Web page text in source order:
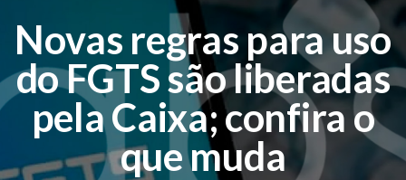
Novas regras para uso
do FGTS são liberadas
pela Caixa; confira o
que muda